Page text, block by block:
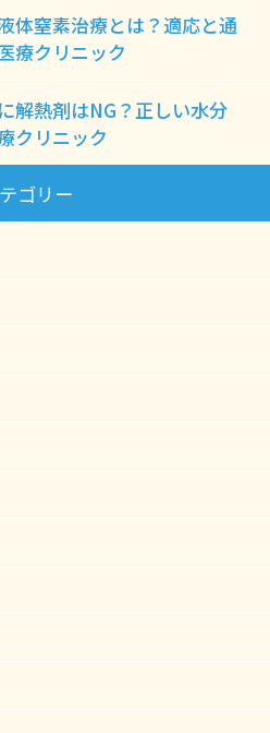
体窒素治療とは？適応と通
療クリニック
解熱剤はNG？正しい水分
クリニック
ゴリー